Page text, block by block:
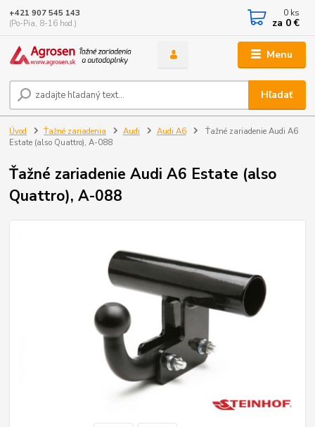
Menu
Hľadať
+421 907 545 143
(Po-Pia, 8-16 hod.)
0 ks
za 0 €
Úvod Ťažné zariadenia Audi Audi A6
Ťažné zariadenie Audi A6
Estate (also Quattro), A-088
Ťažné zariadenie Audi A6 Estate (also
Quattro), A-088